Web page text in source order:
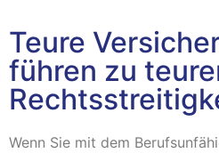
Teure
führen zu
Wenn Sie mit dem